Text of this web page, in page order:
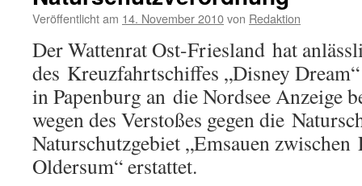
Veröffentlicht am 14. November 2010von Redaktion
Der Wattenrat Ost-Friesland hat
des Kreuzfahrtschiffes „Disney
in Papenburg an die Nordsee Anzeige
wegen des Verstoßes gegen die
Naturschutzgebiet „Emsauen
Oldersum“ erstattet.